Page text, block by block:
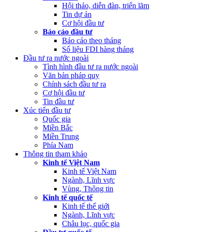
Hội thảo, diễn đàn, triển lãm
Tin dự án
Cơ hội đầu tư
Báo cáo đầu tư
Báo cáo theo tháng
Số liệu FDI hàng tháng
Đầu tư ra nước ngoài
Tình hình đầu tư ra nước ngoài
Văn bản pháp quy
Chính sách đầu tư ra
Cơ hội đầu tư
Tin đầu tư
Xúc tiến đầu tư
Quốc gia
Miền Bắc
Miền Trung
Phía Nam
Thông tin tham khảo
Kinh tế Việt Nam
Kinh tế Việt Nam
Ngành, Lĩnh vực
Vùng, Thông tin
Kinh tế quốc tế
Kinh tế thế giới
Ngành, Lĩnh vực
Châu lục, quốc gia